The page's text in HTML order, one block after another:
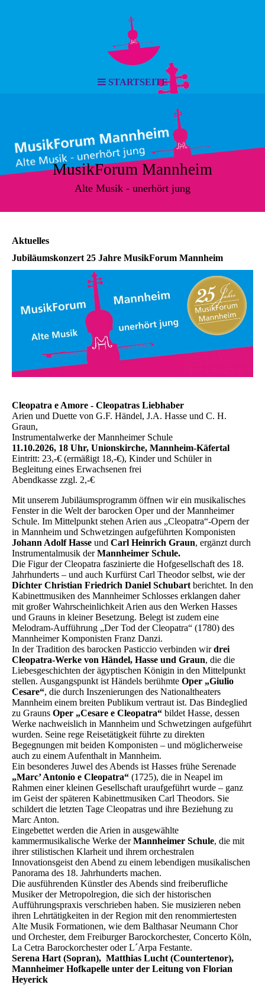
STARTSEITE
MusikForum Mannheim
Alte Musik - unerhört jung
Aktuelles
Jubiläumskonzert 25 Jahre MusikForum Mannheim
Cleopatra e Amore - Cleopatras Liebhaber
Arien und Duette von G.F. Händel, J.A. Hasse und C. H.
Graun,
Instrumentalwerke der Mannheimer Schule
11.10.2026, 18 Uhr, Unionskirche, Mannheim-Käfertal
Eintritt: 23,-€ (ermäßigt 18,-€), Kinder und Schüler in
Begleitung eines Erwachsenen frei
Abendkasse zzgl. 2,-€
Mit unserem Jubiläumsprogramm öffnen wir ein musikalisches
Fenster in die Welt der barocken Oper und der Mannheimer
Schule. Im Mittelpunkt stehen Arien aus „Cleopatra“-Opern der
in Mannheim und Schwetzingen aufgeführten Komponisten
Johann Adolf Hasse und Carl Heinrich Graun, ergänzt durch
Instrumentalmusik derMannheimer Schule.
Die Figur der Cleopatra faszinierte die Hofgesellschaft des 18.
Jahrhunderts – und auch Kurfürst Carl Theodor selbst, wie der
Dichter Christian Friedrich Daniel Schubart berichtet. In den
Kabinettmusiken des Mannheimer Schlosses erklangen daher
mit großer Wahrscheinlichkeit Arien aus den Werken Hasses
und Grauns in kleiner Besetzung. Belegt ist zudem eine
Melodram-Aufführung „Der Tod der Cleopatra“ (1780) des
Mannheimer Komponisten Franz Danzi.
In der Tradition des barocken Pasticcio verbinden wirdrei
Cleopatra-Werke von Händel, Hasse und Graun, die die
Liebesgeschichten der ägyptischen Königin in den Mittelpunkt
stellen. Ausgangspunkt ist Händels berühmte Oper „Giulio
Cesare“, die durch Inszenierungen des Nationaltheaters
Mannheim einem breiten Publikum vertraut ist. Das Bindeglied
zu Grauns Oper „Cesare e Cleopatra“ bildet Hasse, dessen
Werke nachweislich in Mannheim und Schwetzingen aufgeführt
wurden. Seine rege Reisetätigkeit führte zu direkten
Begegnungen mit beiden Komponisten – und möglicherweise
auch zu einem Aufenthalt in Mannheim.
Ein besonderes Juwel des Abends ist Hasses frühe Serenade
„Marc’ Antonio e Cleopatra“ (1725), die in Neapel im
Rahmen einer kleinen Gesellschaft uraufgeführt wurde – ganz
im Geist der späteren Kabinettmusiken Carl Theodors. Sie
schildert die letzten Tage Cleopatras und ihre Beziehung zu
Marc Anton.
Eingebettet werden die Arien in ausgewählte
kammermusikalische Werke derMannheimer Schule, die mit
ihrer stilistischen Klarheit und ihrem orchestralen
Innovationsgeist den Abend zu einem lebendigen musikalischen
Panorama des 18. Jahrhunderts machen.
Die ausführenden Künstler des Abends sind freiberufliche
Musiker der Metropolregion, die sich der historischen
Aufführungspraxis verschrieben haben. Sie musizieren neben
ihren Lehrtätigkeiten in der Region mit den renommiertesten
Alte Musik Formationen, wie dem Balthasar Neumann Chor
und Orchester, dem Freiburger Barockorchester, Concerto Köln,
La Cetra Barockorchester oder L´Arpa Festante.
Serena Hart (Sopran), Matthias Lucht (Countertenor),
Mannheimer Hofkapelle unter der Leitung von Florian
Heyerick